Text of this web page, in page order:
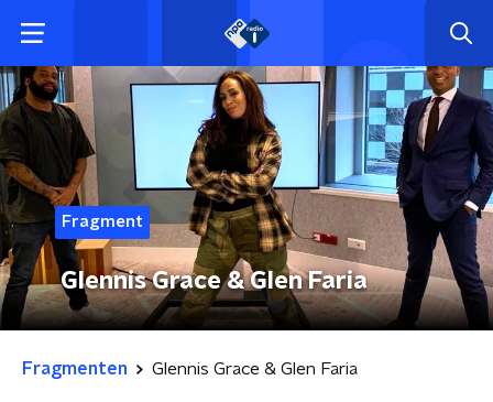
Fragment
Glennis Grace & Glen Faria
Fragmenten Glennis Grace & Glen Faria